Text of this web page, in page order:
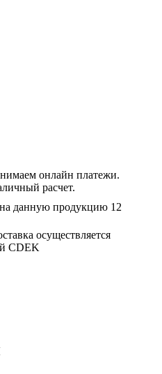
онлайн платежи.
расчет.
данную продукцию 12
осуществляется
CDEK